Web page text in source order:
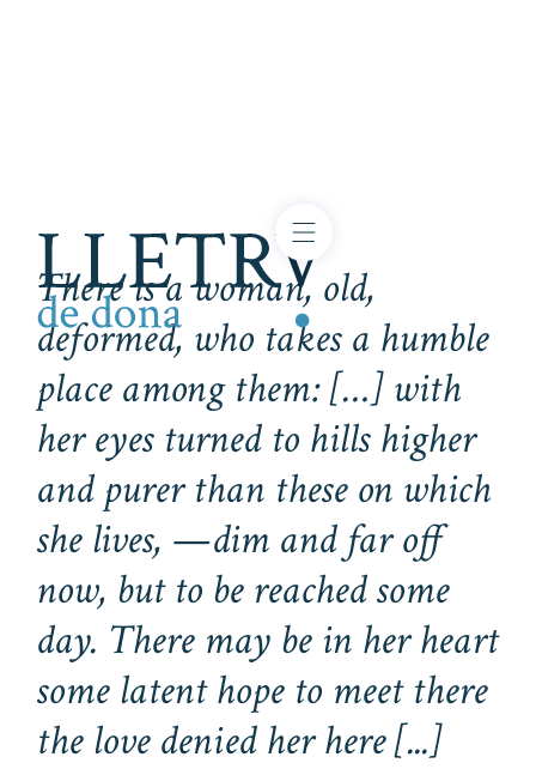
There is a woman, old,
deformed, who takes a humble
place among them: […] with
her eyes turned to hills higher
and purer than these on which
she lives, —dim and far off
now, but to be reached some
day. There may be in her heart
some latent hope to meet there
the love denied her here [...]